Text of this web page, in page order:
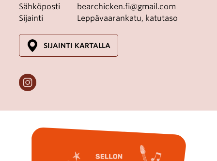
Sähköposti
bearchicken.fi@gmail.com
Sijainti
Leppävaarankatu, katutaso
SIJAINTI KARTALLA